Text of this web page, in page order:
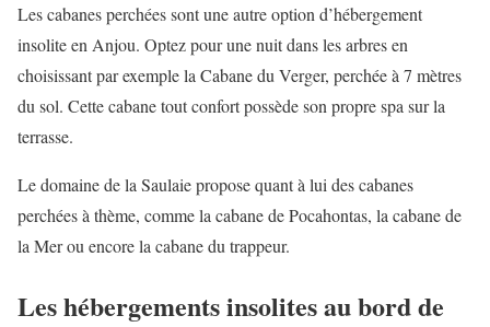
Les cabanes perchées sont une autre option d’hébergement
insolite en Anjou. Optez pour une nuit dans les arbres en
choisissant par exemple la Cabane du Verger, perchée à 7 mètres
du sol. Cette cabane tout confort possède son propre spa sur la
terrasse.
Le domaine de la Saulaie propose quant à lui des cabanes
perchées à thème, comme la cabane de Pocahontas, la cabane de
la Mer ou encore la cabane du trappeur.
Les hébergements insolites au bord de